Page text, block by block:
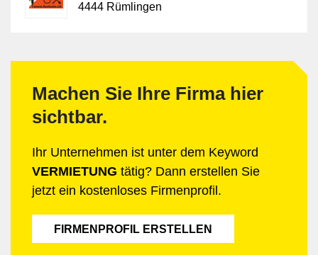
4444 Rümlingen
Machen Sie Ihre Firma hier
sichtbar.
Ihr Unternehmen ist unter dem Keyword
VERMIETUNG tätig? Dann erstellen Sie
jetzt ein kostenloses Firmenprofil.
FIRMENPROFIL ERSTELLEN